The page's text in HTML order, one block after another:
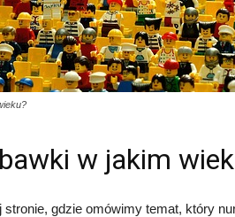
w jakim
stronie, gdzie omówimy temat, który